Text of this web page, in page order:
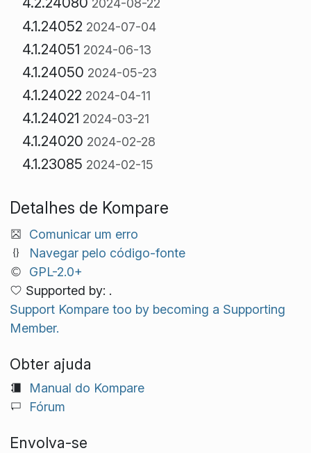
2024-08-22
4.1.24052 2024-07-04
4.1.24051 2024-06-13
4.1.24050 2024-05-23
4.1.24022 2024-04-11
4.1.24021 2024-03-21
4.1.24020 2024-02-28
4.1.23085 2024-02-15
Detalhes de Kompare
Comunicar um erro
Navegar pelo código-fonte
GPL-2.0+
Supported by: .
Support Kompare too by becoming a Supporting
Member.
Obter ajuda
Manual do Kompare
Fórum
Envolva-se